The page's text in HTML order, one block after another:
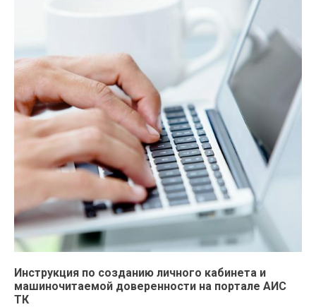
Инструкция по созданию личного кабинета и
машиночитаемой доверенности на портале АИС
ТК